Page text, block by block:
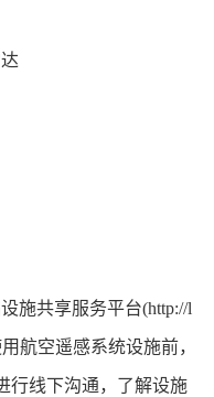
施共享服务平台(http://l
航空遥感系统设施前，
行线下沟通，了解设施